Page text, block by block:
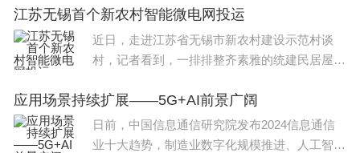
除了前面说的，Bristol本身也是偏学术型的学校，节
奏快，给分不友好，相对压分，也是没什么缓冲期
要大量阅读和文献才能破题把论文写好。学校给国际
学生的人文关怀其实严重不够。不像那些中国学生多
江苏无锡首个新农村智能微电网投运
近日，走进江苏省无锡市新农村建设示范村谈
村，记者看到，一排排整齐素雅的统建民居屋顶
市在谈村打造的首个全要素新农村智能微电网示
范工程项目，可以为
应用场景持续扩展——5G+AI前景广阔
日前，中国信息通信研究院发布2024信息通信
业十大趋势，制造业数字化规模推进、人工智能